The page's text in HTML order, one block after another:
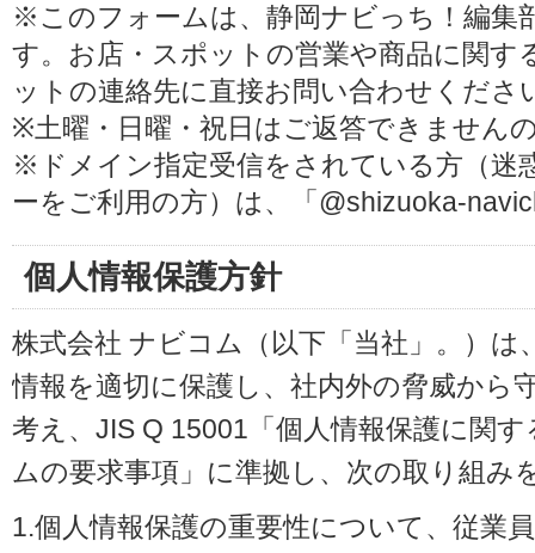
※このフォームは、静岡ナビっち！編集
す。お店・スポットの営業や商品に関す
ットの連絡先に直接お問い合わせくださ
※土曜・日曜・祝日はご返答できません
※ドメイン指定受信をされている方（迷
ーをご利用の方）は、「@shizuoka-
個人情報保護方針
株式会社 ナビコム（以下「当社」。）
情報を適切に保護し、社内外の脅威から
考え、JIS Q 15001「個人情報保護に関
ムの要求事項」に準拠し、次の取り組み
1.個人情報保護の重要性について、従業